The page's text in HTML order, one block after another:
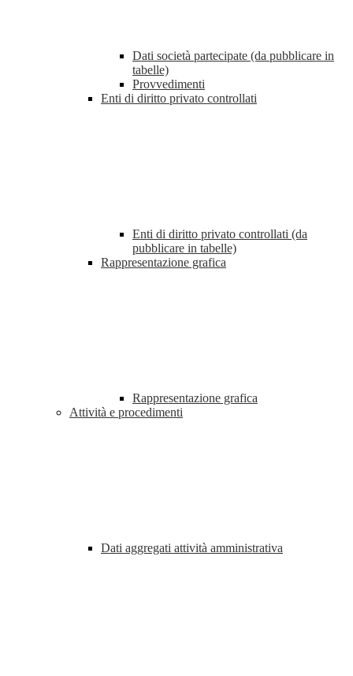
Dati società partecipate (da pubblicare in
tabelle)
Provvedimenti
Enti di diritto privato controllati
Enti di diritto privato controllati (da
pubblicare in tabelle)
Rappresentazione grafica
Rappresentazione grafica
Attività e procedimenti
Dati aggregati attività amministrativa